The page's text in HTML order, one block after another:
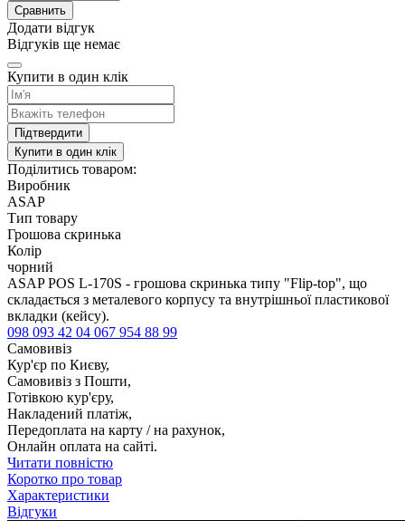
Сравнить
Додати відгук
Відгуків ще немає
Купити в один клік
Підтвердити
Купити в один клік
Поділитись товаром:
Виробник
ASAP
Тип товару
Грошова скринька
Колір
чорний
ASAP POS L-170S - грошова скринька типу "Flip-top", що
складається з металевого корпусу та внутрішньої пластикової
вкладки (кейсу).
098 093 42 04 067 954 88 99
Самовивіз
Кур'єр по Києву,
Самовивіз з Пошти,
Готівкою кур'єру,
Накладений платіж,
Передоплата на карту / на рахунок,
Онлайн оплата на сайті.
Читати повністю
Коротко про товар
Характеристики
Відгуки